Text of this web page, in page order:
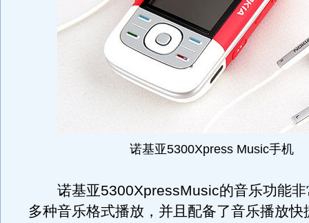
诺基亚5300Xpress Music手机
诺基亚5300XpressMusic的音乐功能非
多种音乐格式播放，并且配备了音乐播放快